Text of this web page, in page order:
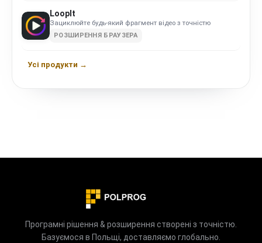
LoopIt
Зациклюйте будь-який фрагмент відео з точністю
РОЗШИРЕННЯ БРАУЗЕРА
Усі продукти →
Програмні рішення & розширення створені з точністю.
Базуємося в Польщі, доставляємо глобально.